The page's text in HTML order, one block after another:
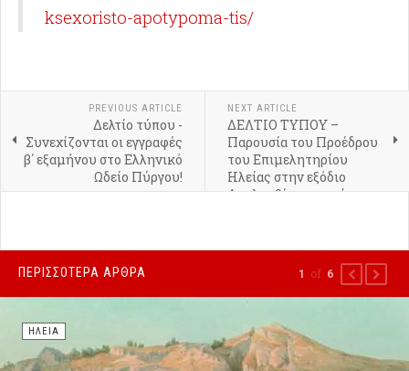
ksexoristo-apotypoma-tis/
PREVIOUS ARTICLE
Δελτίο τύπου -
Συνεχίζονται οι εγγραφές
β΄ εξαμήνου στο Ελληνικό
Ωδείο Πύργου!
NEXT ARTICLE
ΔΕΛΤΙΟ ΤΥΠΟΥ –
Παρουσία του Προέδρου
του Επιμελητηρίου
Ηλείας στην εξόδιο
Ακολουθία του πρώην
Σημίτη
ΠΕΡΙΣΣΌΤΕΡΑ ΆΡΘΡΑ
ΗΛΕΊΑ
1 of 6 PREVIOUS
NEXT